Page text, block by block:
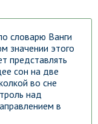
словарю Ванги
значении этого
представлять
сон на две
во сне
над
в